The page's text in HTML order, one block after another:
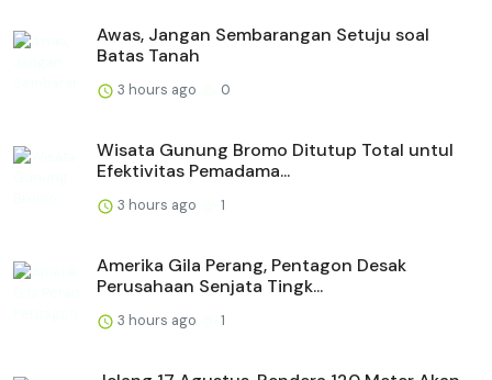
Awas, Jangan Sembarangan Setuju soal
Batas Tanah
3 hours ago 0
Wisata Gunung Bromo Ditutup Total untul
Efektivitas Pemadama...
3 hours ago 1
Amerika Gila Perang, Pentagon Desak
Perusahaan Senjata Tingk...
3 hours ago 1